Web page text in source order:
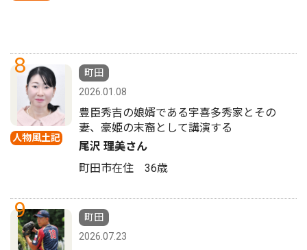
8
人物風土記
町田
2026.01.08
豊臣秀吉の娘婿である宇喜多秀家とその
妻、豪姫の末裔として講演する
尾沢 理美さん
町田市在住 36歳
9
町田
2026.07.23